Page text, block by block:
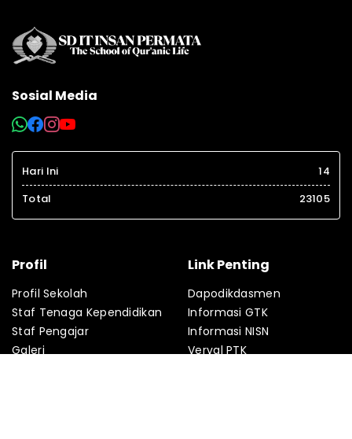
Sosial Media
Hari Ini
14
Total
23105
Profil
Profil Sekolah
Staf Tenaga Kependidikan
Staf Pengajar
Galeri
Link Penting
Dapodikdasmen
Informasi GTK
Informasi NISN
Verval PTK